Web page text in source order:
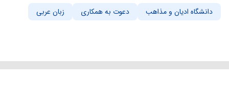
دانشگاه ادیان و مذاهب دعوت به همکاری زبان عربی